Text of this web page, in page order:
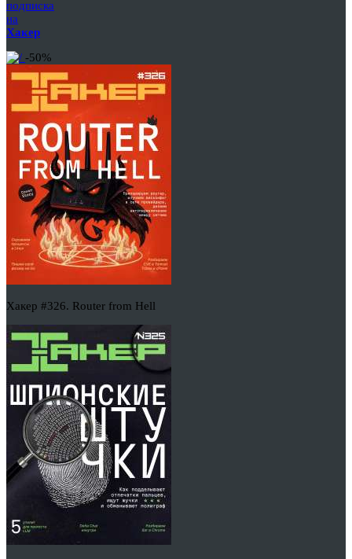
подписка
на
Хакер
-50%
Хакер #326. Router from Hell